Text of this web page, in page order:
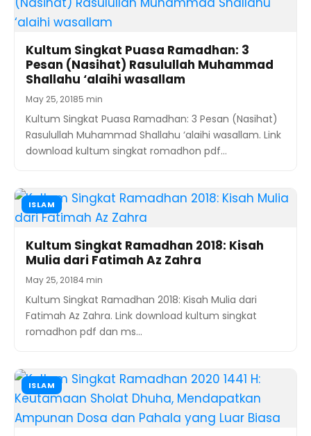
Kultum Singkat Puasa Ramadhan: 3
Pesan (Nasihat) Rasulullah Muhammad
Shallahu ‘alaihi wasallam
May 25, 20185 min
Kultum Singkat Puasa Ramadhan: 3 Pesan (Nasihat)
Rasulullah Muhammad Shallahu ‘alaihi wasallam. Link
download kultum singkat romadhon pdf…
ISLAM
Kultum Singkat Ramadhan 2018: Kisah
Mulia dari Fatimah Az Zahra
May 25, 20184 min
Kultum Singkat Ramadhan 2018: Kisah Mulia dari
Fatimah Az Zahra. Link download kultum singkat
romadhon pdf dan ms…
ISLAM